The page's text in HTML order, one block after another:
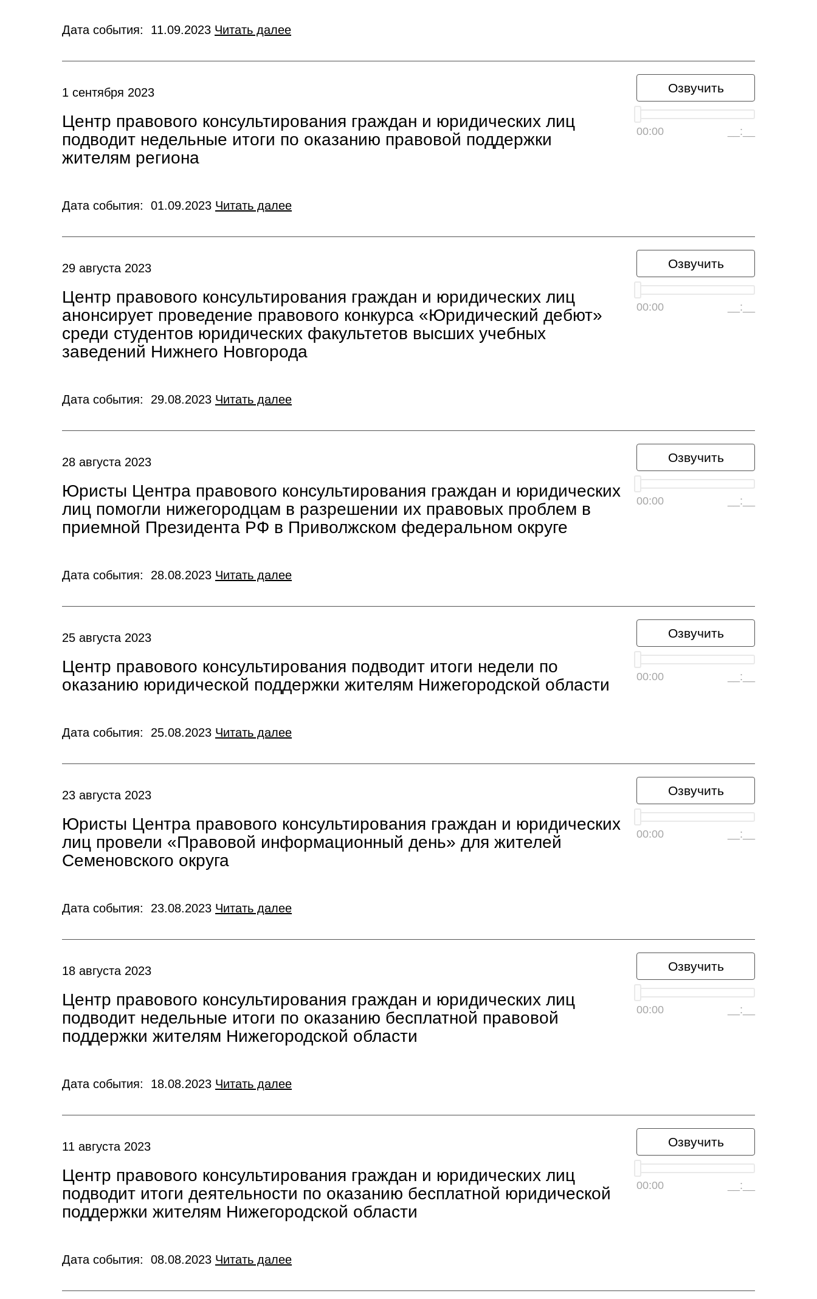
Дата события: 11.09.2023 Читать далее
Озвучить
00:00 __:__
1 сентября 2023
Центр правового консультирования граждан и юридических лиц
подводит недельные итоги по оказанию правовой поддержки
жителям региона
Дата события: 01.09.2023 Читать далее
Озвучить
00:00 __:__
29 августа 2023
Центр правового консультирования граждан и юридических лиц
анонсирует проведение правового конкурса «Юридический дебют»
среди студентов юридических факультетов высших учебных
заведений Нижнего Новгорода
Дата события: 29.08.2023 Читать далее
Озвучить
00:00 __:__
28 августа 2023
Юристы Центра правового консультирования граждан и юридических
лиц помогли нижегородцам в разрешении их правовых проблем в
приемной Президента РФ в Приволжском федеральном округе
Дата события: 28.08.2023 Читать далее
Озвучить
00:00 __:__
25 августа 2023
Центр правового консультирования подводит итоги недели по
оказанию юридической поддержки жителям Нижегородской области
Дата события: 25.08.2023 Читать далее
Озвучить
00:00 __:__
23 августа 2023
Юристы Центра правового консультирования граждан и юридических
лиц провели «Правовой информационный день» для жителей
Семеновского округа
Дата события: 23.08.2023 Читать далее
Озвучить
00:00 __:__
18 августа 2023
Центр правового консультирования граждан и юридических лиц
подводит недельные итоги по оказанию бесплатной правовой
поддержки жителям Нижегородской области
Дата события: 18.08.2023 Читать далее
Озвучить
00:00 __:__
11 августа 2023
Центр правового консультирования граждан и юридических лиц
подводит итоги деятельности по оказанию бесплатной юридической
поддержки жителям Нижегородской области
Дата события: 08.08.2023 Читать далее